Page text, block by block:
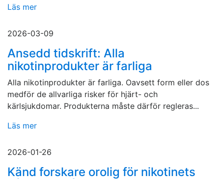
Läs mer
2026-03-09
Ansedd tidskrift: Alla
nikotinprodukter är farliga
Alla nikotinprodukter är farliga. Oavsett form eller dos
medför de allvarliga risker för hjärt- och
kärlsjukdomar. Produkterna måste därför regleras...
Läs mer
2026-01-26
Känd forskare orolig för nikotinets